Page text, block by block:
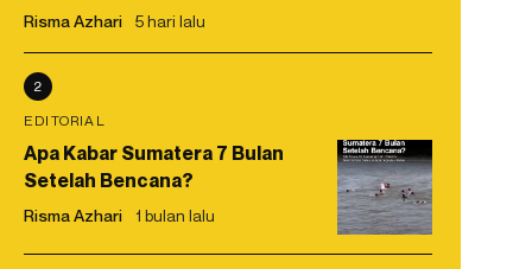
Risma Azhari 5 hari lalu
2
EDITORIAL
Apa Kabar Sumatera 7 Bulan
Setelah Bencana?
Risma Azhari 1 bulan lalu